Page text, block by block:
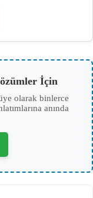
İçin
olarak binlerce
anında